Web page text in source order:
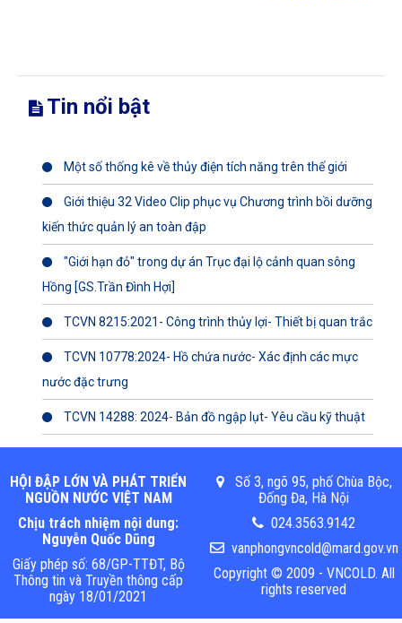
Tin nổi bật
Một số thống kê về thủy điện tích năng trên thế giới
Giới thiệu 32 Video Clip phục vụ Chương trình bồi dưỡng
kiến thức quản lý an toàn đập
"Giới hạn đỏ" trong dự án Trục đại lộ cảnh quan sông
Hồng [GS.Trần Đình Hợi]
TCVN 8215:2021- Công trình thủy lợi- Thiết bị quan trắc
TCVN 10778:2024- Hồ chứa nước- Xác định các mực
nước đặc trưng
TCVN 14288: 2024- Bản đồ ngập lụt- Yêu cầu kỹ thuật
HỘI ĐẬP LỚN VÀ PHÁT TRIỂN
NGUỒN NƯỚC VIỆT NAM
Chịu trách nhiệm nội dung:
Nguyễn Quốc Dũng
Giấy phép số: 68/GP-TTĐT, Bộ
Thông tin và Truyền thông cấp
ngày 18/01/2021
Số 3, ngõ 95, phố Chùa Bộc,
Đống Đa, Hà Nội
024.3563.9142
vanphongvncold@mard.gov.vn
Copyright © 2009 - VNCOLD. All
rights reserved